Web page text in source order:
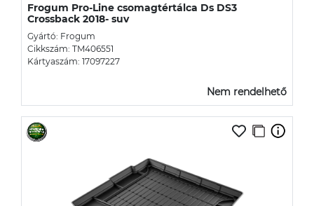
Frogum Pro-Line csomagtértálca Ds DS3
Crossback 2018- suv
Gyártó: Frogum
Cikkszám: TM406551
Kártyaszám: 17097227
Nem rendelhető